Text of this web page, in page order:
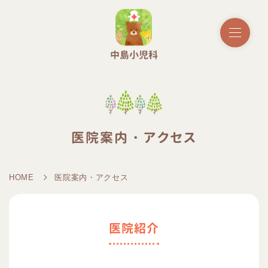
医院案内・アクセス
HOME 医院案内・アクセス
医院紹介